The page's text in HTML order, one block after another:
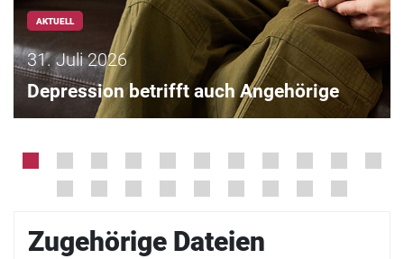
AKTUELL
31. Juli 2026
Depression betrifft auch Angehörige
Zugehörige Dateien